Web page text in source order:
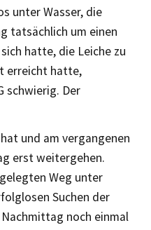
unter Wasser, die
tatsächlich um einen
hatte, die Leiche zu
erreicht hatte,
schwierig. Der
und am vergangenen
erst weitergehen.
Weg unter
Suchen der
noch einmal